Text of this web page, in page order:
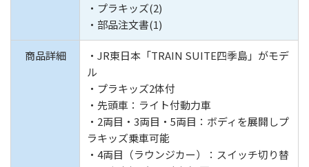
・プラキッズ(2)
・部品注文書(1)
商品詳細
・JR東日本「TRAIN SUITE四季島」がモデ
ル
・プラキッズ2体付
・先頭車：ライト付動力車
・2両目・3両目・5両目：ボディを展開しプ
ラキッズ乗車可能
・4両目（ラウンジカー）：スイッチ切り替